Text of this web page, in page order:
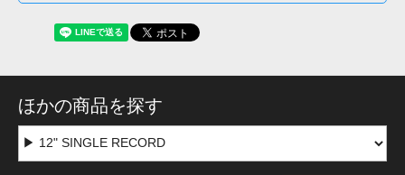
ほかの商品を探す